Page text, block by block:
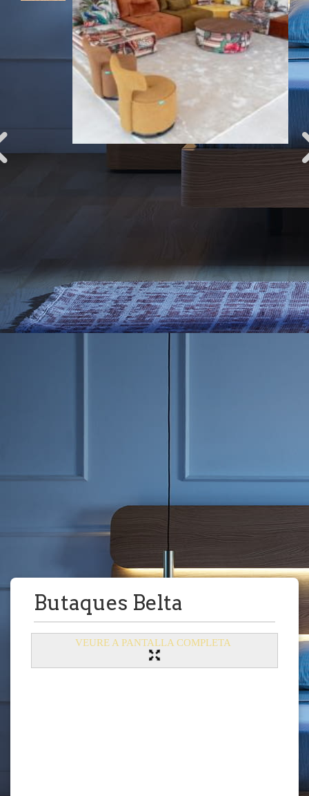
Butaques Belta
VEURE A PANTALLA COMPLETA